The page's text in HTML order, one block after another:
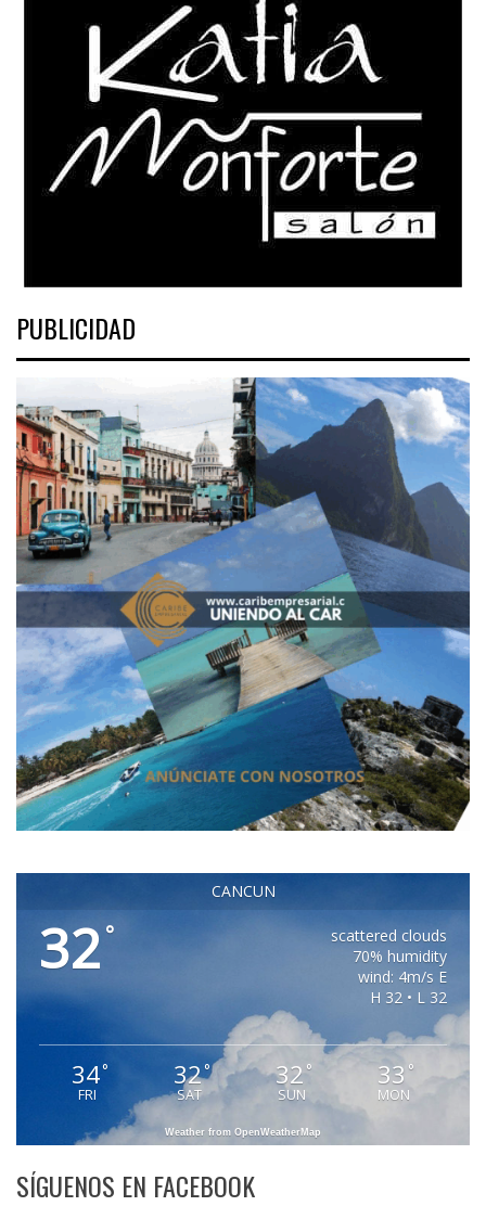
PUBLICIDAD
CANCUN
32 °
scattered clouds
70% humidity
wind: 4m/s E
H 32 • L 32
34°
FRI
32°
SAT
32 °
SUN
33 °
MON
Weather from OpenWeatherMap
SÍGUENOS EN FACEBOOK